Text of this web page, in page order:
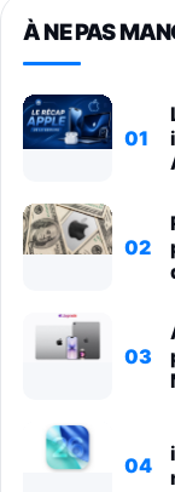
À NE PAS
01
02
03
04